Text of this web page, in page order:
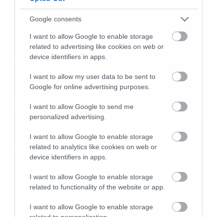
Google consents
I want to allow Google to enable storage
related to advertising like cookies on web or
device identifiers in apps.
I want to allow my user data to be sent to
Google for online advertising purposes.
I want to allow Google to send me
personalized advertising.
I want to allow Google to enable storage
related to analytics like cookies on web or
device identifiers in apps.
I want to allow Google to enable storage
related to functionality of the website or app.
I want to allow Google to enable storage
Αν μπορούσατε να παίξετε μια συναυλία σε
οποιοδήποτε μέρος στον κόσμο (ακόμη και σε
μη συναυλιακό χώρο), πού θα επιλέγατε;
Μάλλον στο Palm Desert στην California σε
εκεί είναι διαφορετικά.
Αν θα είχατε ως μπάντα τη δυνατότητα να
κάνετε μια συνεργασία με έναν αγαπημένο
σας / μεγάλο καλλιτέχνη ποιον θα επιλέγατε
και γιατί;
Με τον John Frusciante. Τι εννοείς “γιατί”;
Απέλυσαν τον Sid Wilson οι
Slipknot!